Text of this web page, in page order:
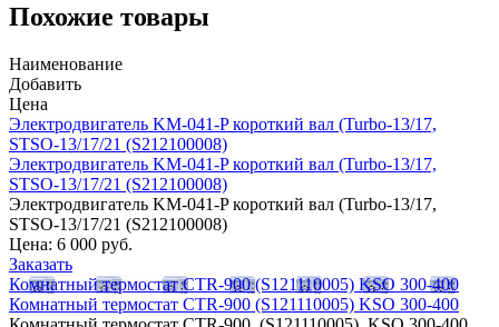
Похожие товары
Наименование
Добавить
Цена
Электродвигатель KM-041-P короткий вал (Turbo-13/17,
STSO-13/17/21 (S212100008)
Электродвигатель KM-041-P короткий вал (Turbo-13/17,
STSO-13/17/21 (S212100008)
Электродвигатель KM-041-P короткий вал (Turbo-13/17,
STSO-13/17/21 (S212100008)
Цена: 6 000 руб.
Заказать
Комнатный термостат CTR-900 (S121110005) KSO 300-400
Комнатный термостат CTR-900 (S121110005) KSO 300-400